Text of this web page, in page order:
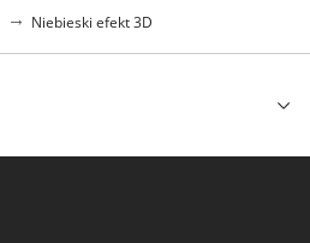
Niebieski efekt 3D